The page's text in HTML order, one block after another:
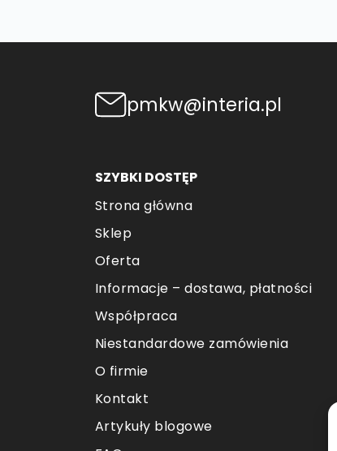
pmkw@interia.pl
SZYBKI DOSTĘP
Strona główna
Sklep
Oferta
Informacje – dostawa, płatności
Współpraca
Niestandardowe zamówienia
O firmie
Kontakt
Artykuły blogowe